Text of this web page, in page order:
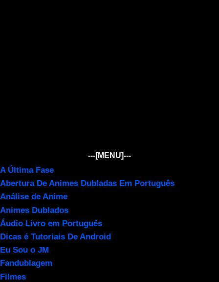
---[MENU]---
A Última Fase
Abertura De Animes Dubladas Em Português
Análise de Anime
Animes Dublados
Áudio Livro em Português
Dicas é Tutoriais De Android
Eu Sou o JM
Fandublagem
Filmes